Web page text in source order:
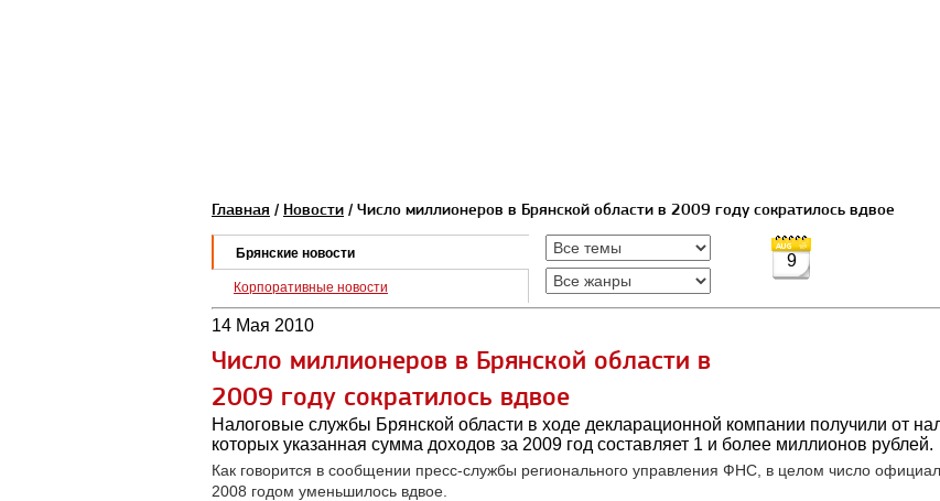
Главная / Новости / Число миллионеров в Брянской области в 2009 году сократилось вдвое
Брянские новости
Корпоративные новости
9
14 Мая 2010
Число миллионеров в Брянской области в
2009 году сократилось вдвое
Налоговые службы Брянской области в ходе декларационной компании получили от
которых указанная сумма доходов за 2009 год составляет 1 и более миллионов рублей.
Как говорится в сообщении пресс-службы регионального управления ФНС, в целом число
2008 годом уменьшилось вдвое.